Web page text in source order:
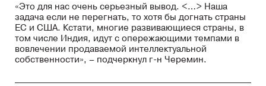
«Это для нас очень серьезный вывод. <…> Наша
задача если не перегнать, то хотя бы догнать страны
ЕС и США. Кстати, многие развивающиеся страны, в
том числе Индия, идут с опережающими темпами в
вовлечении продаваемой интеллектуальной
собственности», – подчеркнул г-н Черемин.